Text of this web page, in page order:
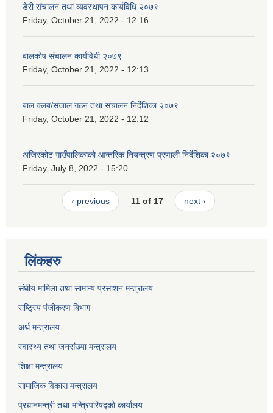
डेरी संचालन तथा व्यवस्थापन कार्यविधि २०७९
Friday, October 21, 2022 - 12:16
बालकोष संचालन कार्यविधी २०७९
Friday, October 21, 2022 - 12:13
बाल क्लब/संजाल गठन तथा संचालन निर्देशिका २०७९
Friday, October 21, 2022 - 12:12
अजिरकोट गाउँपालिकाको आन्तरिक नियन्त्रण प्रणाली निर्देशिका २०७९
Friday, July 8, 2022 - 15:20
‹ previous 11 of 17 next ›
लिंकहरु
संघीय मामिला तथा सामान्य प्रसाशन मन्त्रालय
राष्ट्रिय पंजीकरण बिभाग
अर्थ मन्त्रालय
स्वास्थ्य तथा जनसंख्या मन्त्रालय
शिक्षा मन्त्रालय
सामाजिक विकास मन्त्रालय
प्रधानमन्त्री तथा मन्त्रिपरिषद्को कार्यालय